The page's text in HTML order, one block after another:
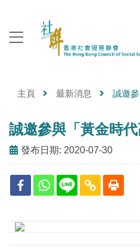
主頁 最新消息 誠邀
誠邀參與「黃金時代
發布日期: 2020-07-30